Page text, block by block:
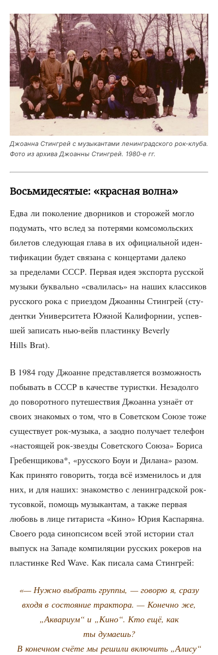
Джо­ан­на Стин­грей с музы­кан­та­ми ленин­град­ско­го рок-клу­ба.
Фото из архи­ва Джо­ан­ны Стин­грей. 1980‑е гг.
Восьмидесятые: «красная волна»
Едва ли поко­ле­ние двор­ни­ков и сто­ро­жей мог­ло
поду­мать, что вслед за поте­ря­ми ком­со­моль­ских
биле­тов сле­ду­ю­щая гла­ва в их офи­ци­аль­ной иден­
ти­фи­ка­ции будет свя­за­на с кон­цер­та­ми дале­ко
за пре­де­ла­ми СССР. Пер­вая идея экс­пор­та рус­ской
музы­ки бук­валь­но «сва­ли­лась» на наших клас­си­ков
рус­ско­го рока с при­ез­дом Джо­ан­ны Стин­грей (сту­
дент­ки Уни­вер­си­те­та Южной Кали­фор­нии, успев­
шей запи­сать нью-вейв пла­стин­ку Beverly
Hills Brat).
В 1984 году Джо­анне пред­став­ля­ет­ся воз­мож­ность
побы­вать в СССР в каче­стве турист­ки. Неза­дол­го
до пово­рот­но­го путе­ше­ствия Джо­ан­на узна­ёт от
сво­их зна­ко­мых о том, что в Совет­ском Сою­зе тоже
суще­ству­ет рок-музы­ка, а заод­но полу­ча­ет теле­фон
«насто­я­щей рок-звез­ды Совет­ско­го Сою­за» Бори­са
Гре­бен­щи­ко­ва*, «рус­ско­го Боуи и Дила­на» разом.
Как при­ня­то гово­рить, тогда всё изме­ни­лось и для
них, и для наших: зна­ком­ство с ленин­град­ской рок-
тусов­кой, помощь музы­кан­там, а так­же пер­вая
любовь в лице гита­ри­ста «Кино» Юрия Кас­па­ря­на.
Сво­е­го рода синоп­си­сом всей этой исто­рии стал
выпуск на Запа­де ком­пи­ля­ции рус­ских роке­ров на
пла­стин­ке Red Wave. Как писа­ла сама Стингрей:
«— Нуж­но выбрать груп­пы, — гово­рю я, сра­зу
вхо­дя в состо­я­ние трак­то­ра. — Конеч­но же,
„Аква­ри­ум“ и „Кино“. Кто ещё, как
ты думаешь?
В конеч­ном счё­те мы реши­ли вклю­чить „Али­су“